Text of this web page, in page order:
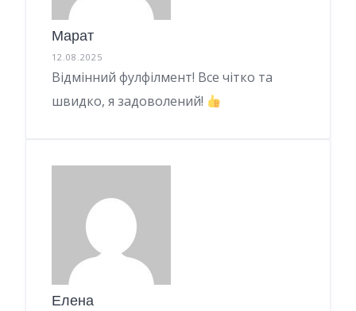
Марат
12.08.2025
Відмінний фулфілмент! Все чітко та
швидко, я задоволений!
Елена